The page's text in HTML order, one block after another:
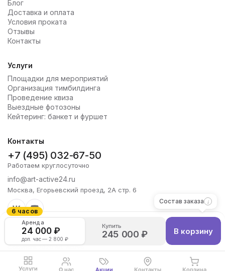
Услуги О нас Акции Контакты Корзина
Состав заказа
6 часов
Аренда
24 000 ₽
доп. час — 2 800 ₽
Купить
245 000 ₽ В корзину
Блог
Доставка и оплата
Условия проката
Отзывы
Контакты
Услуги
Площадки для мероприятий
Организация тимбилдинга
Проведение квиза
Выездные фотозоны
Кейтеринг: банкет и фуршет
Контакты
+7 (495) 032-67-50
Работаем круглосуточно
info@art-active24.ru
Москва, Егорьевский проезд, 2А стр. 6
Copyright 2026 Art-Active
Политика конфиденциальности